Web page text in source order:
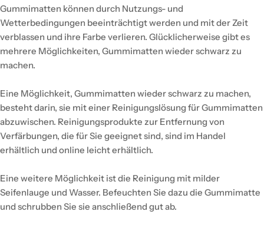
Gummimatten können durch Nutzungs- und
Wetterbedingungen beeinträchtigt werden und mit der Zeit
verblassen und ihre Farbe verlieren. Glücklicherweise gibt es
mehrere Möglichkeiten, Gummimatten wieder schwarz zu
machen.
Eine Möglichkeit, Gummimatten wieder schwarz zu machen,
besteht darin, sie mit einer Reinigungslösung für Gummimatten
abzuwischen. Reinigungsprodukte zur Entfernung von
Verfärbungen, die für Sie geeignet sind, sind im Handel
erhältlich und online leicht erhältlich.
Eine weitere Möglichkeit ist die Reinigung mit milder
Seifenlauge und Wasser. Befeuchten Sie dazu die Gummimatte
und schrubben Sie sie anschließend gut ab.